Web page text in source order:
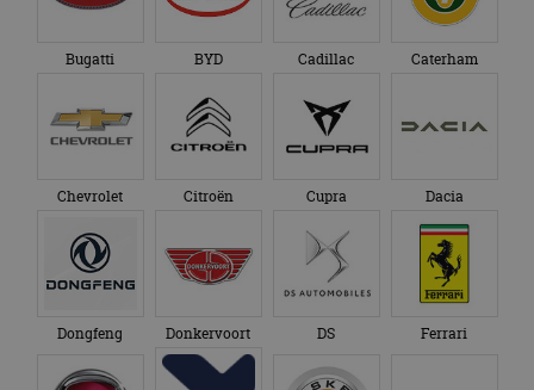
Bugatti BYD Cadillac Caterham
Chevrolet Citroën Cupra Dacia
Dongfeng Donkervoort DS Ferrari